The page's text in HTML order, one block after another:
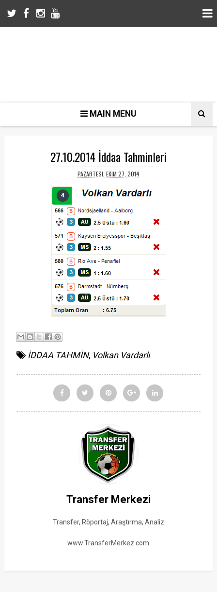
MAIN MENU
27.10.2014 İddaa Tahminleri
PAZARTESI, EKIM 27, 2014
İDDAA TAHMİN, Volkan Vardarlı
Transfer Merkezi
Transfer, Röportaj, Araştırma, Analiz
www.TransferMerkez.com